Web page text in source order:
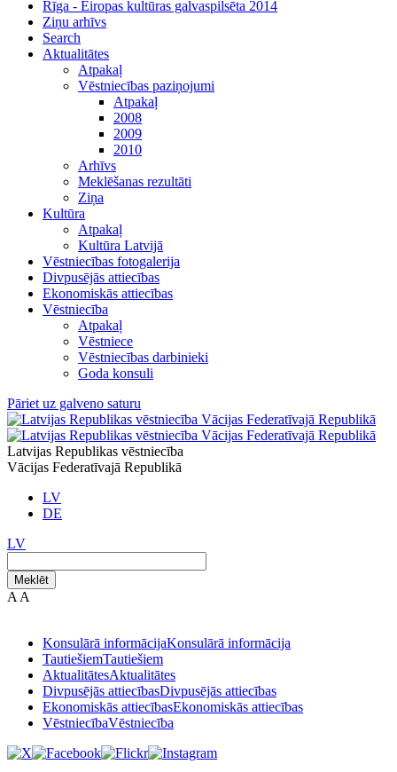
Rīga - Eiropas kultūras galvaspilsēta 2014
Ziņu arhīvs
Search
Aktualitātes
Atpakaļ
Vēstniecības paziņojumi
Atpakaļ
2008
2009
2010
Arhīvs
Meklēšanas rezultāti
Ziņa
Kultūra
Atpakaļ
Kultūra Latvijā
Vēstniecības fotogalerija
Divpusējās attiecības
Ekonomiskās attiecības
Vēstniecība
Atpakaļ
Vēstniece
Vēstniecības darbinieki
Goda konsuli
Pāriet uz galveno saturu
Latvijas Republikas vēstniecība
Vācijas Federatīvajā Republikā
LV
DE
LV
Meklēt
A A
Konsulārā informācijaKonsulārā informācija
TautiešiemTautiešiem
AktualitātesAktualitātes
Divpusējās attiecībasDivpusējās attiecības
Ekonomiskās attiecībasEkonomiskās attiecības
VēstniecībaVēstniecība